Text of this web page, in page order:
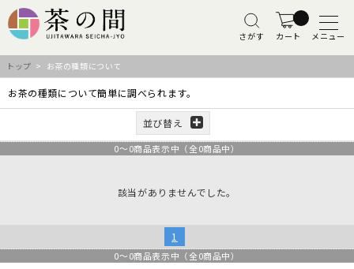
さがす カート メニュー
トップ > お茶の種類について
お茶の種類について簡単に調べられます。
並び替え
0～0商品表示中（全0商品中）
該当がありませんでした。
1
0～0商品表示中（全0商品中）